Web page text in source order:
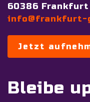
60386 Frankfurt
info@frankfurt-
Jetzt
Bleibe